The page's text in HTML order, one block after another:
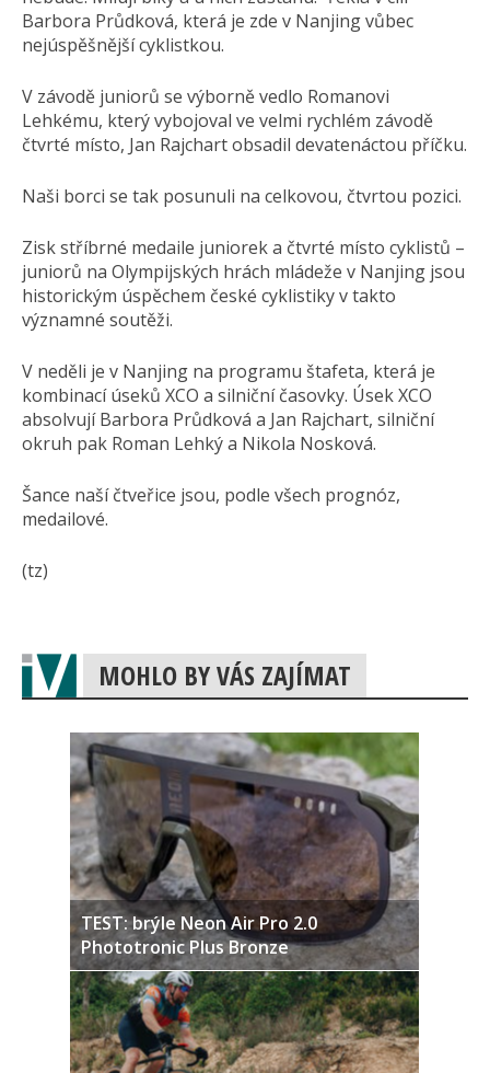
Barbora Průdková, která je zde v Nanjing vůbec
nejúspěšnější cyklistkou.
V závodě juniorů se výborně vedlo Romanovi
Lehkému, který vybojoval ve velmi rychlém závodě
čtvrté místo, Jan Rajchart obsadil devatenáctou příčku.
Naši borci se tak posunuli na celkovou, čtvrtou pozici.
Zisk stříbrné medaile juniorek a čtvrté místo cyklistů –
juniorů na Olympijských hrách mládeže v Nanjing jsou
historickým úspěchem české cyklistiky v takto
významné soutěži.
V neděli je v Nanjing na programu štafeta, která je
kombinací úseků XCO a silniční časovky. Úsek XCO
absolvují Barbora Průdková a Jan Rajchart, silniční
okruh pak Roman Lehký a Nikola Nosková.
Šance naší čtveřice jsou, podle všech prognóz,
medailové.
(tz)
MOHLO BY VÁS ZAJÍMAT
TEST: brýle Neon Air Pro 2.0
Phototronic Plus Bronze